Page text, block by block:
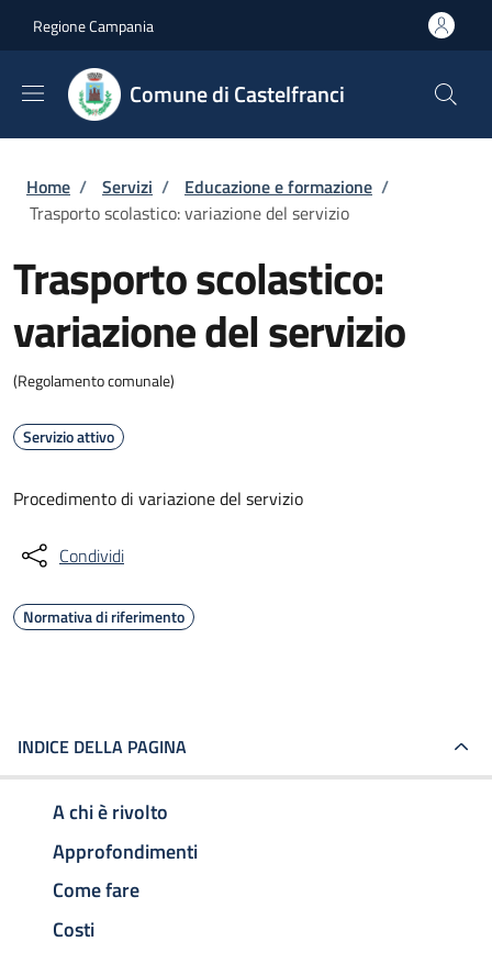
Regione Campania
Comune di Castelfranci
Briciole di pane
Home / Servizi / Educazione e formazione /
Trasporto scolastico: variazione del servizio
Trasporto scolastico:
variazione del servizio
(Regolamento comunale)
Servizio attivo
Procedimento di variazione del servizio
Condividi
Normativa di riferimento
INDICE DELLA PAGINA
A chi è rivolto
Approfondimenti
Come fare
Costi